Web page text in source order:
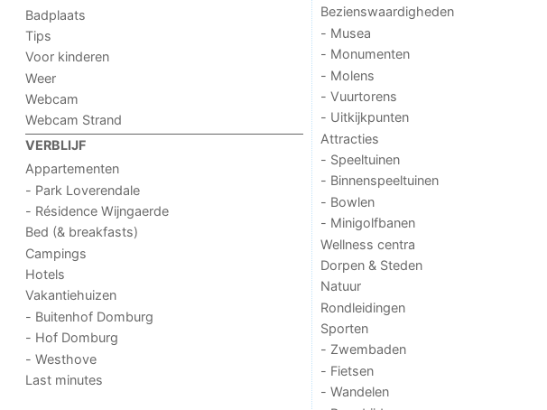
Badplaats
Tips
Voor kinderen
Weer
Webcam
Webcam Strand
VERBLIJF
Appartementen
- Park Loverendale
- Résidence Wijngaerde
Bed (& breakfasts)
Campings
Hotels
Vakantiehuizen
- Buitenhof Domburg
- Hof Domburg
- Westhove
Last minutes
Bezienswaardigheden
- Musea
- Monumenten
- Molens
- Vuurtorens
- Uitkijkpunten
Attracties
- Speeltuinen
- Binnenspeeltuinen
- Bowlen
- Minigolfbanen
Wellness centra
Dorpen & Steden
Natuur
Rondleidingen
Sporten
- Zwembaden
- Fietsen
- Wandelen